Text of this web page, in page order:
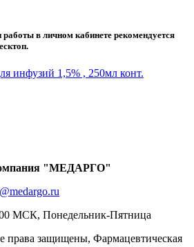
работы в личном кабинете рекомендуется
"МЕДАРГО"
МСК, Понедельник-Пятница
права защищены, Фармацевтическая